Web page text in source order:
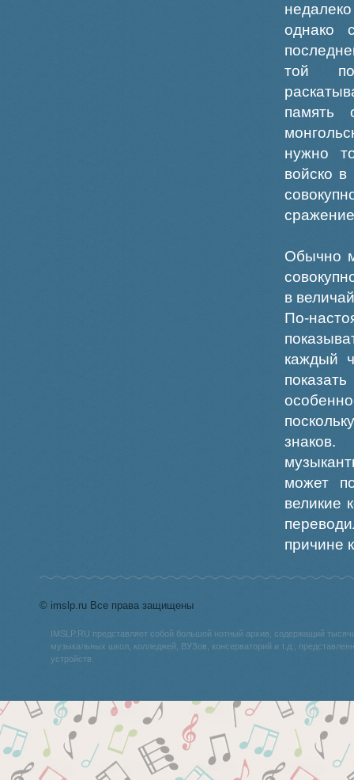
однако
той
память
нужно
войско
Обычно
в
По-
каждый
может
великие
причине
© imslp.ru Все права защищены
IMSLP.RU представляет собой большой нотный архив, содержащий
музыкальных школ, колледжей, ВУЗов, консерваторий и т.д.,
устройств.